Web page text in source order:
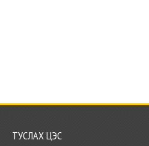
ТУСЛАХ ЦЭС